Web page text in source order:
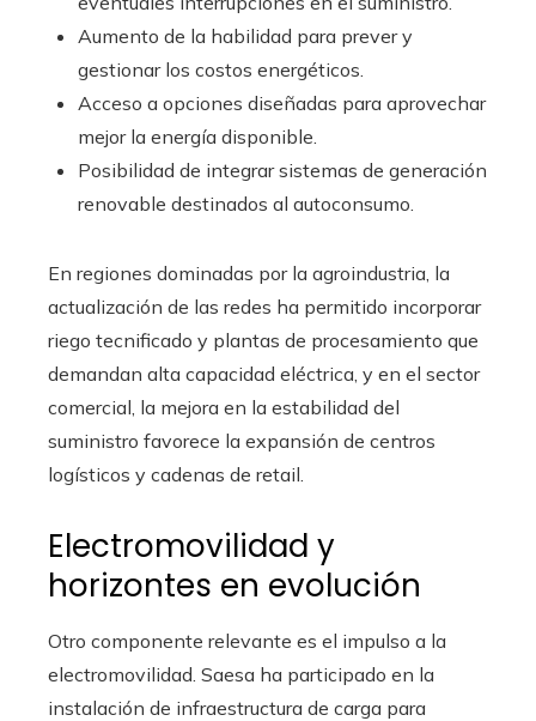
Aumento de la habilidad para prever y
gestionar los costos energéticos.
Acceso a opciones diseñadas para aprovechar
mejor la energía disponible.
Posibilidad de integrar sistemas de generación
renovable destinados al autoconsumo.
En regiones dominadas por la agroindustria, la
actualización de las redes ha permitido incorporar
riego tecnificado y plantas de procesamiento que
demandan alta capacidad eléctrica, y en el sector
comercial, la mejora en la estabilidad del
suministro favorece la expansión de centros
logísticos y cadenas de retail.
Electromovilidad y
horizontes en evolución
Otro componente relevante es el impulso a la
electromovilidad. Saesa ha participado en la
instalación de infraestructura de carga para